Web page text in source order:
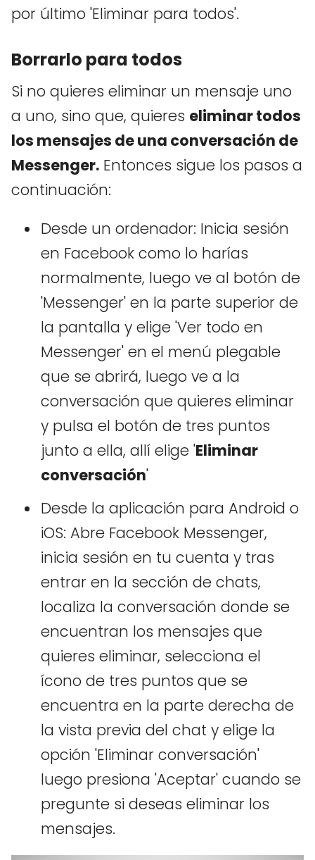
por último 'Eliminar para todos'.
Borrarlo para todos
Si no quieres eliminar un mensaje uno
a uno, sino que, quieres eliminar todos
los mensajes de una conversación de
Messenger. Entonces sigue los pasos a
continuación:
Desde un ordenador: Inicia sesión
en Facebook como lo harías
normalmente, luego ve al botón de
'Messenger' en la parte superior de
la pantalla y elige 'Ver todo en
Messenger' en el menú plegable
que se abrirá, luego ve a la
conversación que quieres eliminar
y pulsa el botón de tres puntos
junto a ella, allí elige 'Eliminar
conversación'
Desde la aplicación para Android o
iOS: Abre Facebook Messenger,
inicia sesión en tu cuenta y tras
entrar en la sección de chats,
localiza la conversación donde se
encuentran los mensajes que
quieres eliminar, selecciona el
ícono de tres puntos que se
encuentra en la parte derecha de
la vista previa del chat y elige la
opción 'Eliminar conversación'
luego presiona 'Aceptar' cuando se
pregunte si deseas eliminar los
mensajes.